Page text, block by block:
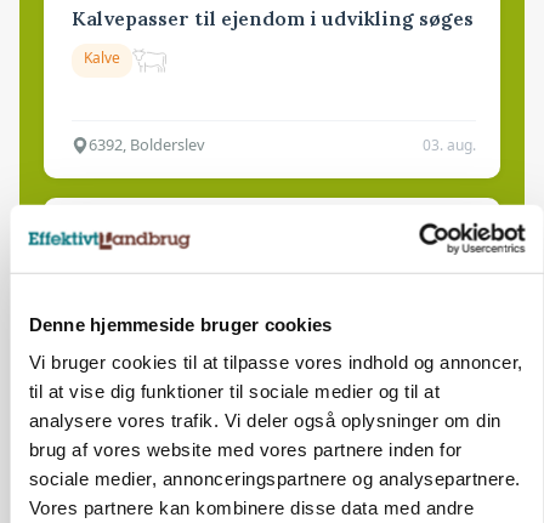
Denne hjemmeside bruger cookies
Vi bruger cookies til at tilpasse vores indhold og annoncer,
til at vise dig funktioner til sociale medier og til at
analysere vores trafik. Vi deler også oplysninger om din
brug af vores website med vores partnere inden for
sociale medier, annonceringspartnere og analysepartnere.
Vores partnere kan kombinere disse data med andre
Kalvepasser til ejendom i udvikling søges
Kalve
6392, Bolderslev 03. aug.
Leder til klimastald
Klimastald
9670, Løgstør 03. aug.